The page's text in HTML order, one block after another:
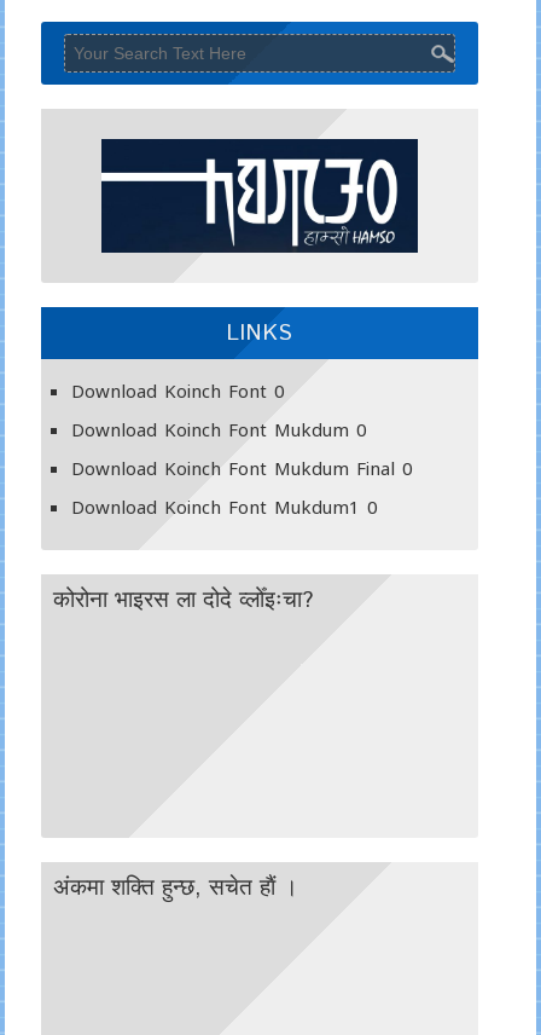
LINKS
Download Koinch Font0
Download Koinch Font Mukdum 0
Download Koinch Font Mukdum Final 0
Download Koinch Font Mukdum1 0
कोरोना भाइरस ला दोदे व्लोँइःचा?
अंकमा शक्ति हुन्छ, सचेत हाैं ।